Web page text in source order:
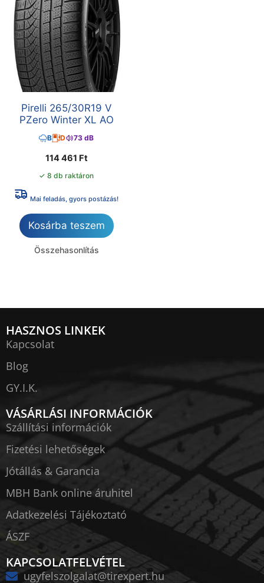
Pirelli 265/30R19 V
PZero Winter XL AO
B D 73 dB
114 461 Ft
✓ 8 db raktáron
Mai feladás, gyors postázás!
Kosárba teszem
Összehasonlítás
HASZNOS LINKEK
Kapcsolat
Blog
GY.I.K.
VÁSÁRLÁSI INFORMÁCIÓK
Szállítási információk
Fizetési lehetőségek
Jótállás & Garancia
MBH Bank online áruhitel
Adatkezelési Tájékoztató
ÁSZF
KAPCSOLATFELVÉTEL
ugyfelszolgalat@tirexpert.hu